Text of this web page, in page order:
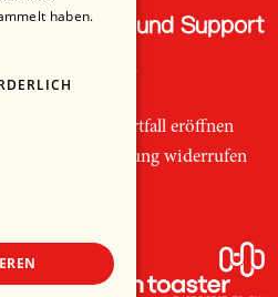
Hilfe und Support
Telefon
Supportfall eröffnen
Bestellung widerrufen
haben.